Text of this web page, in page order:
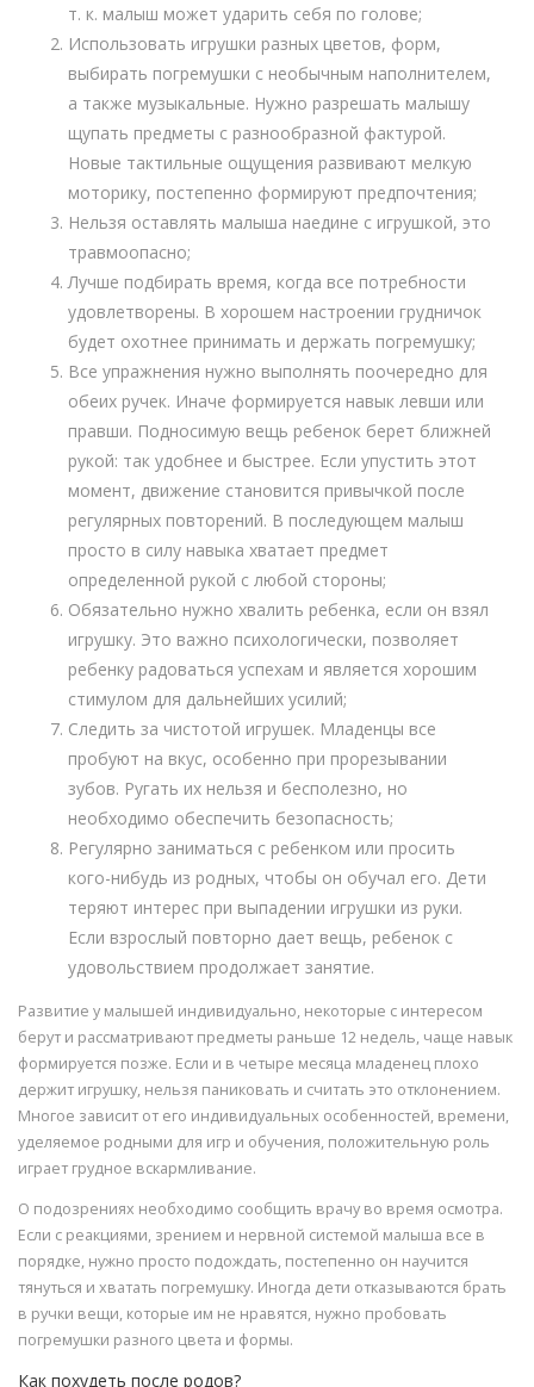
т. к. малыш может ударить себя по голове;
Использовать игрушки разных цветов, форм,
выбирать погремушки с необычным наполнителем,
а также музыкальные. Нужно разрешать малышу
щупать предметы с разнообразной фактурой.
Новые тактильные ощущения развивают мелкую
моторику, постепенно формируют предпочтения;
Нельзя оставлять малыша наедине с игрушкой, это
травмоопасно;
Лучше подбирать время, когда все потребности
удовлетворены. В хорошем настроении грудничок
будет охотнее принимать и держать погремушку;
Все упражнения нужно выполнять поочередно для
обеих ручек. Иначе формируется навык левши или
правши. Подносимую вещь ребенок берет ближней
рукой: так удобнее и быстрее. Если упустить этот
момент, движение становится привычкой после
регулярных повторений. В последующем малыш
просто в силу навыка хватает предмет
определенной рукой с любой стороны;
Обязательно нужно хвалить ребенка, если он взял
игрушку. Это важно психологически, позволяет
ребенку радоваться успехам и является хорошим
стимулом для дальнейших усилий;
Следить за чистотой игрушек. Младенцы все
пробуют на вкус, особенно при прорезывании
зубов. Ругать их нельзя и бесполезно, но
необходимо обеспечить безопасность;
Регулярно заниматься с ребенком или просить
кого-нибудь из родных, чтобы он обучал его. Дети
теряют интерес при выпадении игрушки из руки.
Если взрослый повторно дает вещь, ребенок с
удовольствием продолжает занятие.
Развитие у малышей индивидуально, некоторые с интересом
берут и рассматривают предметы раньше 12 недель, чаще навык
формируется позже. Если и в четыре месяца младенец плохо
держит игрушку, нельзя паниковать и считать это отклонением.
Многое зависит от его индивидуальных особенностей, времени,
уделяемое родными для игр и обучения, положительную роль
играет грудное вскармливание.
О подозрениях необходимо сообщить врачу во время осмотра.
Если с реакциями, зрением и нервной системой малыша все в
порядке, нужно просто подождать, постепенно он научится
тянуться и хватать погремушку. Иногда дети отказываются брать
в ручки вещи, которые им не нравятся, нужно пробовать
погремушки разного цвета и формы.
Как похудеть после родов?